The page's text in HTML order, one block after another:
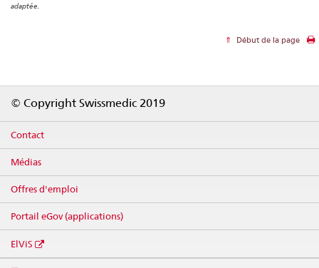
adaptée.
Début de la page
© Copyright Swissmedic 2019
Contact
Médias
Offres d'emploi
Portail eGov (applications)
ElViS